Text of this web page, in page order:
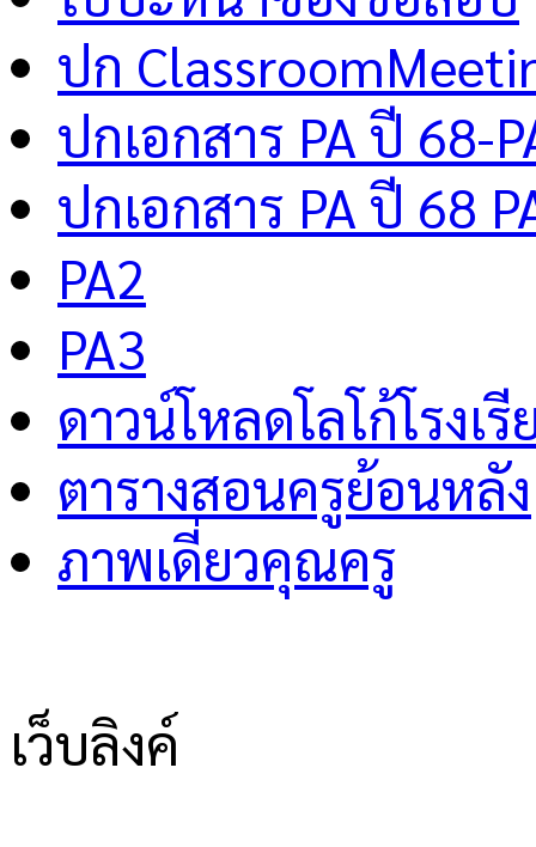
ปก
ปกเอกสาร PA ปี 68-
ปกเอกสาร PA ปี 68
PA2
PA3
ดาวน์โหลดโลโก้โรงเ
ตารางสอนครูย้อนหลัง
ภาพเดี่ยวคุณครู
เว็บลิงค์